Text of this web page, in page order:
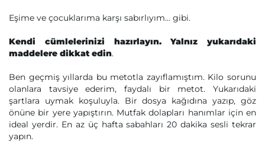
Eşime ve çocuklarıma karşı sabırlıyım... gibi.
Kendi cümlelerinizi hazırlayın. Yalnız yukarıdaki
maddelere dikkat edin.
Ben geçmiş yıllarda bu metotla zayıflamıştım. Kilo sorunu
olanlara tavsiye ederim, faydalı bir metot. Yukarıdaki
şartlara uymak koşuluyla. Bir dosya kağıdına yazıp, göz
önüne bir yere yapıştırın. Mutfak dolapları hanımlar için en
ideal yerdir. En az üç hafta sabahları 20 dakika sesli tekrar
yapın.